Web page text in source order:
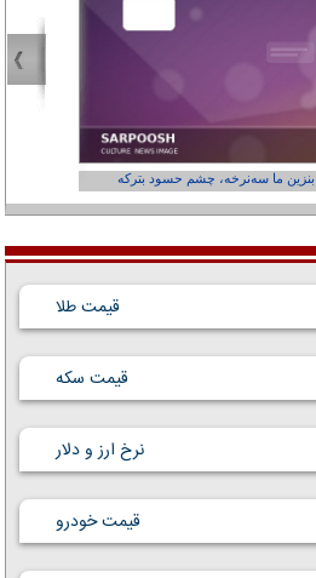
بنزین ما سه‌نرخه، چشم حسود بترکه
قیمت طلا
قیمت سکه
نرخ ارز و دلار
قیمت خودرو